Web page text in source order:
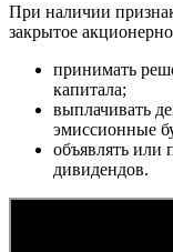
При наличии
закрытое
принимать
капитала;
выплачивать
эмиссионные
объявлять или
дивидендов.